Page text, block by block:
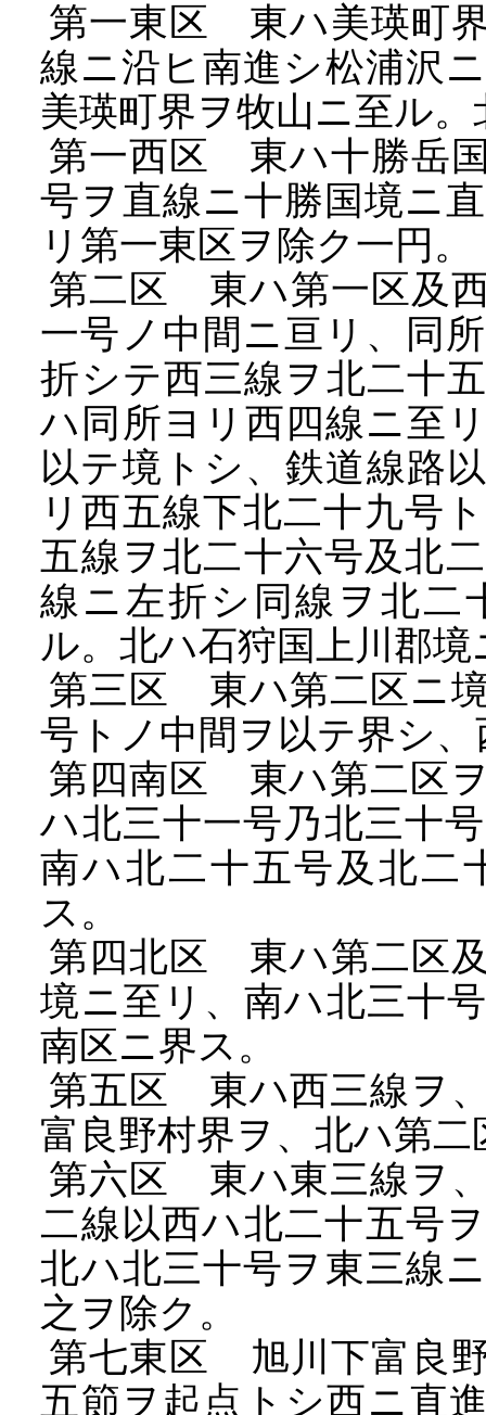
第一東区 東ハ美瑛町界
線ニ沿ヒ南進シ松浦沢
美瑛町界ヲ牧山ニ至ル
第一西区 東ハ十勝岳国
号ヲ直線ニ十勝国境ニ
リ第一東区ヲ除ク一円。
第二区 東ハ第一区及西
一号ノ中間ニ亘リ、同
折シテ西三線ヲ北二十
ハ同所ヨリ西四線ニ至
以テ境トシ、鉄道線路
リ西五線下北二十九号
五線ヲ北二十六号及北
線ニ左折シ同線ヲ北二
ル。北ハ石狩国上川郡境
第三区 東ハ第二区ニ境
号トノ中間ヲ以テ界シ
第四南区 東ハ第二区ヲ
ハ北三十一号乃北三十
南ハ北二十五号及北二
ス。
第四北区 東ハ第二区及
境ニ至リ、南ハ北三十
南区ニ界ス。
第五区 東ハ西三線ヲ、
富良野村界ヲ、北ハ第
第六区 東ハ東三線ヲ、
二線以西ハ北二十五号
北ハ北三十号ヲ東三線
之ヲ除ク。
第七東区 旭川下富良野
五節ヲ起点トシ西ニ直